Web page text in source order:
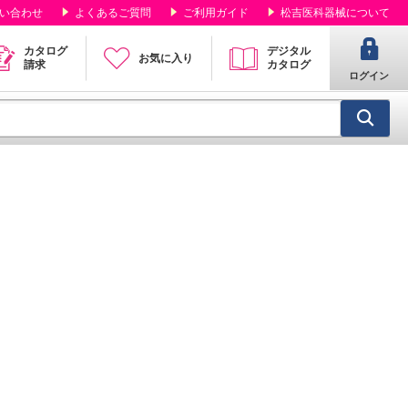
合わせ よくあるご質問 ご利用ガイド 松吉医科器械について
カタログ
請求
お気に入り
デジタル
カタログ
ログイン